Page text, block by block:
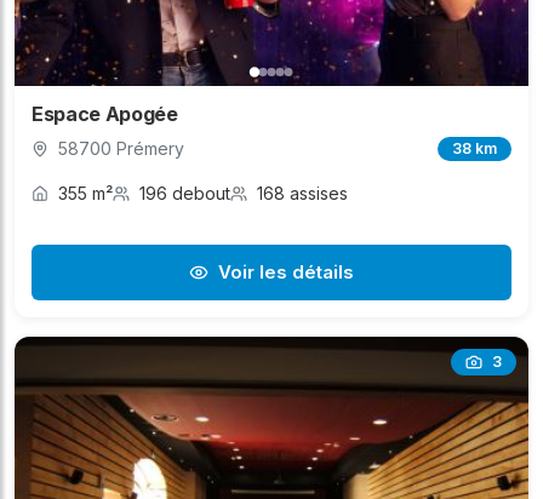
Espace Apogée
58700 Prémery 38 km
355 m² 196 debout 168 assises
Voir les détails
3